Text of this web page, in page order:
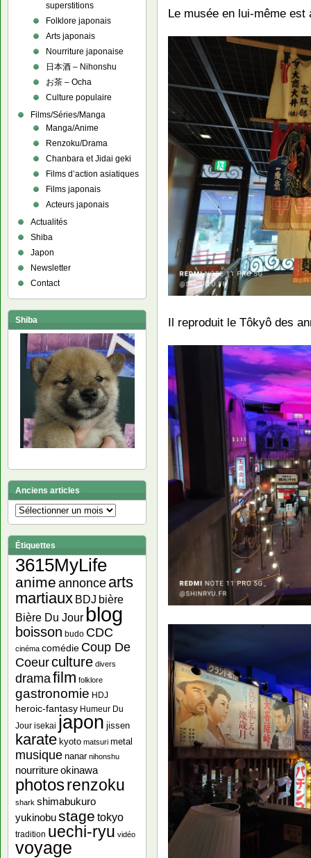
Le musée en lui-même est
Il reproduit le Tôkyô des
superstitions
Folklore japonais
Arts japonais
Nourriture japonaise
日本酒 – Nihonshu
お茶 – Ocha
Culture populaire
Films/Séries/Manga
Manga/Anime
Renzoku/Drama
Chanbara et Jidai geki
Films d’action asiatiques
Films japonais
Acteurs japonais
Actualités
Shiba
Japon
Newsletter
Contact
Shiba
Anciens articles
Anciens
articles
Étiquettes
3615MyLife
anime annonce arts
martiaux BDJ bière
Bière Du Jour blog
boisson budo CDC
cinéma comédie Coup De
Coeurculture divers
dramafilm folklore
gastronomie HDJ
heroic-fantasy Humeur Du
Jour isekai japon jissen
karate kyoto matsuri metal
musique nanar nihonshu
nourritureokinawa
photosrenzoku
shark shimabukuro
yukinobustage tokyo
tradition uechi-ryu vidéo
voyage